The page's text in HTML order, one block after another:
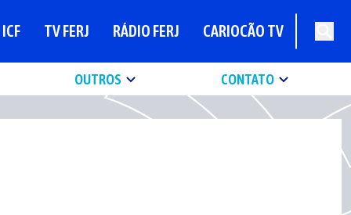
ICF TV FERJ RÁDIO FERJ CARIOCÃO TV
OUTROS CONTATO